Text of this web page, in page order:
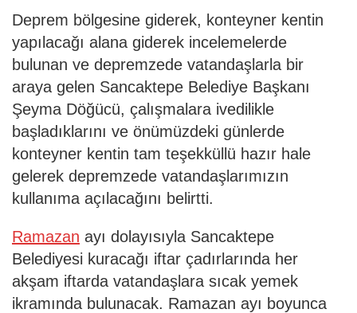
Deprem bölgesine giderek, konteyner kentin
yapılacağı alana giderek incelemelerde
bulunan ve depremzede vatandaşlarla bir
araya gelen Sancaktepe Belediye Başkanı
Şeyma Döğücü, çalışmalara ivedilikle
başladıklarını ve önümüzdeki günlerde
konteyner kentin tam teşekküllü hazır hale
gelerek depremzede vatandaşlarımızın
kullanıma açılacağını belirtti.
Ramazan ayı dolayısıyla Sancaktepe
Belediyesi kuracağı iftar çadırlarında her
akşam iftarda vatandaşlara sıcak yemek
ikramında bulunacak. Ramazan ayı boyunca